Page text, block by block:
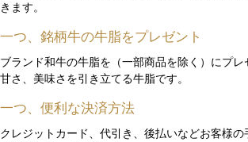
きます。
一つ、銘柄牛の牛脂をプレゼント
ブランド和牛の牛脂を（一部商品を除く）にプレ
甘さ、美味さを引き立てる牛脂です。
一つ、便利な決済方法
クレジットカード、代引き、後払いなどお客様